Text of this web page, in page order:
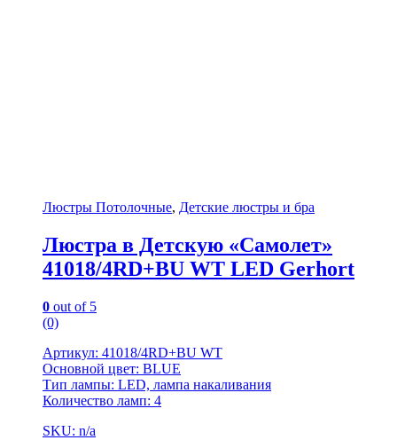
Люстры Потолочные, Детские люстры и бра
Люстра в Детскую «Самолет»
41018/4RD+BU WT LED Gerhort
0 out of 5
(0)
Артикул: 41018/4RD+BU WT
Основной цвет: BLUE
Тип лампы: LED, лампа накаливания
Количество ламп: 4
SKU: n/a